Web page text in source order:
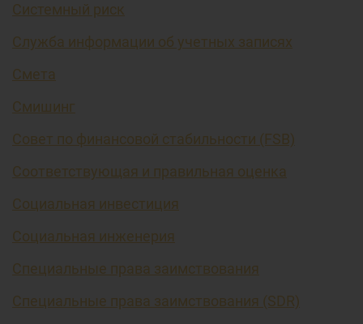
Системный риск
Служба информации об учетных записях
Смета
Смишинг
Совет по финансовой стабильности (FSB)
Соответствующая и правильная оценка
Социальная инвестиция
Социальная инженерия
Специальные права заимствования
Специальные права заимствования (SDR)